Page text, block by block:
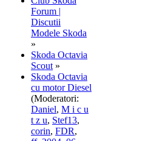
Forum |
Discutii
Modele Skoda
»
Skoda Octavia
Scout »
Skoda Octavia
cu motor Diesel
(Moderatori:
Daniel, M i c u
t z u, Stef13,
corin, FDR,